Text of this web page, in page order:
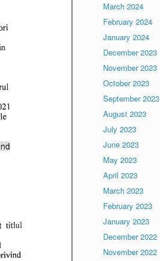
March 2024
February 2024
January 2024
December 2023
November 2023
October 2023
September 2023
August 2023
July 2023
June 2023
May 2023
April 2023
March 2023
February 2023
January 2023
December 2022
November 2022